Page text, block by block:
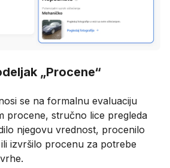
„Procene“
se na formalnu evaluaciju
procene, stručno lice pregleda
njegovu vrednost, procenilo
izvršilo procenu za potrebe